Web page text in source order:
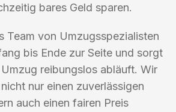
bares Geld sparen.
Team von Umzugsspezialisten
bis Ende zur Seite und sorgt
reibungslos abläuft. Wir
nur einen zuverlässigen
auch einen fairen Preis